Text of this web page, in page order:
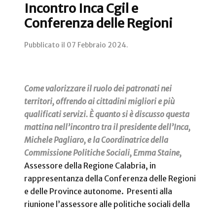
Incontro Inca Cgil e
Conferenza delle Regioni
Pubblicato il 07 Febbraio 2024.
Come valorizzare il ruolo dei patronati nei
territori, offrendo ai cittadini migliori e più
qualificati servizi. È quanto si è discusso questa
mattina nell’incontro tra il presidente dell’Inca,
Michele Pagliaro, e la Coordinatrice della
Commissione Politiche Sociali, Emma Staine,
Assessore della Regione Calabria, in
rappresentanza della Conferenza delle Regioni
e delle Province autonome. Presenti alla
riunione l’assessore alle politiche sociali della